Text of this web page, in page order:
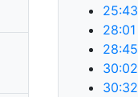
25:43
28:01
28:45
30:02
30:32